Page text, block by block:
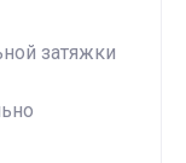
затяжки